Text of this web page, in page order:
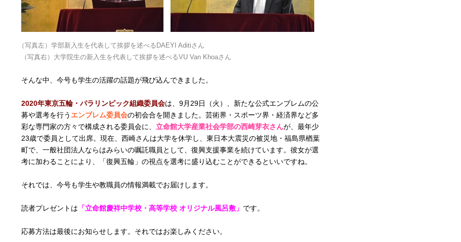
（写真左）学部新入生を代表して挨拶を述べるDAEYI Aditiさん
（写真右）大学院生の新入生を代表して挨拶を述べるVU Van Khoaさん
そんな中、今号も学生の活躍の話題が飛び込んできました。
2020年東京五輪・パラリンピック組織委員会は、9月29日（火）、新たな公式エンブレムの公
募や選考を行う エンブレム委員会の初会合を開きました。芸術界・スポーツ界・経済界など多
彩な専門家の方々で構成される委員会に、 立命館大学産業社会学部の西崎芽衣さんが、最年少
23歳で委員として出席。現在、西崎さんは大学を休学し、東日本大震災の被災地・福島県楢葉
町で、一般社団法人ならはみらいの嘱託職員として、復興支援事業を続けています。彼女が選
考に加わることにより、「復興五輪」の視点を選考に盛り込むことができるといいですね。
それでは、今号も学生や教職員の情報満載でお届けします。
読者プレゼントは 「立命館慶祥中学校・高等学校 オリジナル風呂敷」 です。
応募方法は最後にお知らせします。それではお楽しみください。